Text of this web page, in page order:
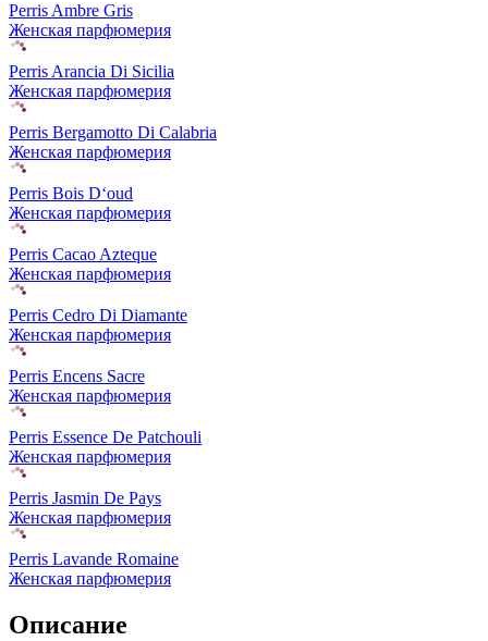
Perris Ambre Gris
Женская парфюмерия
Perris Arancia Di Sicilia
Женская парфюмерия
Perris Bergamotto Di Calabria
Женская парфюмерия
Perris Bois D‘oud
Женская парфюмерия
Perris Cacao Azteque
Женская парфюмерия
Perris Cedro Di Diamante
Женская парфюмерия
Perris Encens Sacre
Женская парфюмерия
Perris Essence De Patchouli
Женская парфюмерия
Perris Jasmin De Pays
Женская парфюмерия
Perris Lavande Romaine
Женская парфюмерия
Описание